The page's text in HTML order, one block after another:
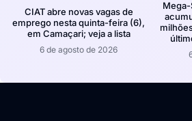
CIAT abre novas vagas de
emprego nesta quinta-feira (6),
em Camaçari; veja a lista
6 de agosto de 2026
Mega-